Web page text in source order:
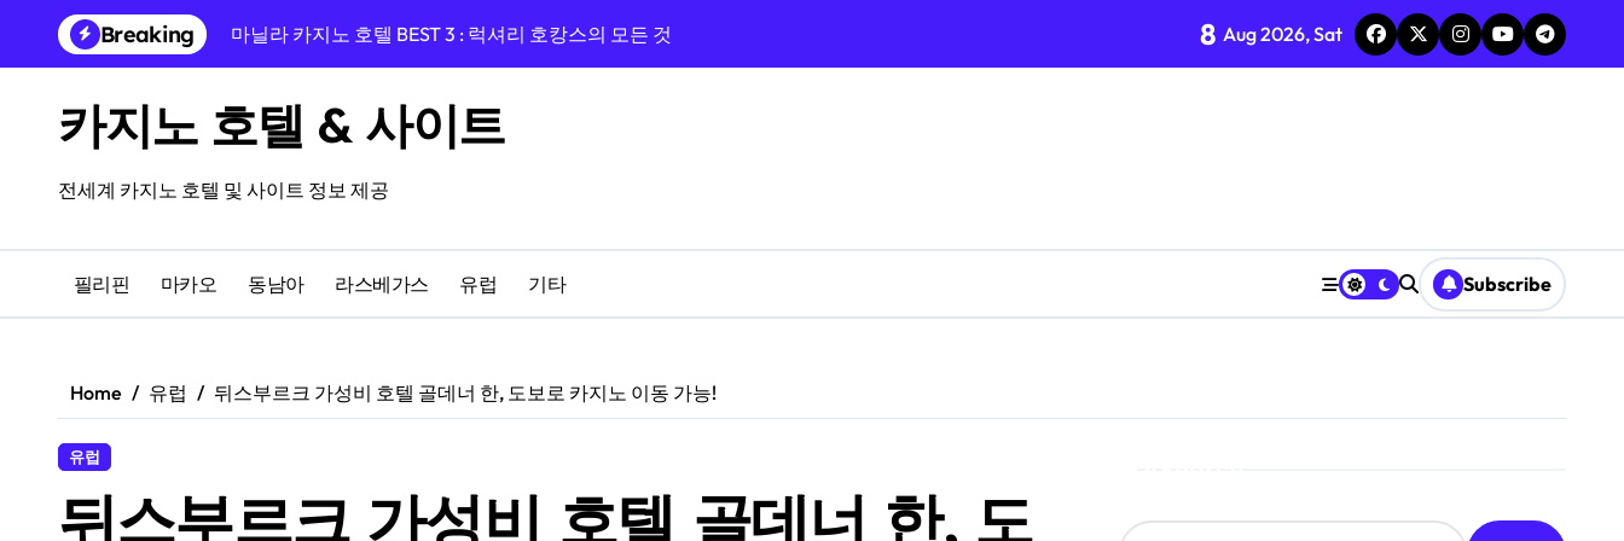
content
Breaking
프라하 EA 호텔 율리스, 바츨라프 광장과 카지노까지 즐긴 숙박기
프라하 중심, 프라이데이 호텔과 카지노 앰버서더 탐방기
프라하 여행의 완성, 호텔 리버티 프라하와 카지노 앰버서더 체험기
융만 호텔에서 시작하는 체코 프라하의 카지노 밤
프라하 인 호텔 숙박 후기, 카지노 앰버서더까지 완벽 루트!
프라하 여행 완성! 페를라 호텔과 도보 3분 카지노 탐방기
카지노를 즐길 수 있는 올드한 매력의 프라하 골든 에이지
8 Aug 2026, Sat
카지노 호텔 & 사이트
전세계 카지노 호텔 및 사이트 정보 제공
필리핀 마카오 동남아 라스베가스 유럽 기타 Subscribe
Home 유럽 뒤스부르크 가성비 호텔 골데너 한, 도보로 카지노 이동 가능!
유럽
뒤스부르크 가성비 호텔 골데너 한, 도